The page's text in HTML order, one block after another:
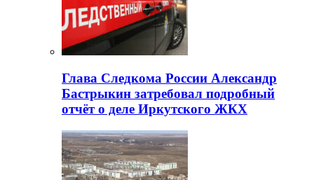
Глава Следкома России Александр
Бастрыкин затребовал подробный
отчёт о деле Иркутского ЖКХ